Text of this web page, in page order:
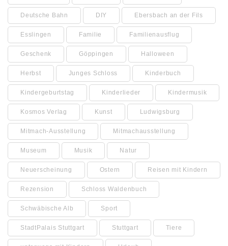
Deutsche Bahn DIY Ebersbach an der Fils
Esslingen Familie Familienausflug
Geschenk Göppingen Halloween
Herbst Junges Schloss Kinderbuch
Kindergeburtstag Kinderlieder Kindermusik
Kosmos Verlag Kunst Ludwigsburg
Mitmach-Ausstellung Mitmachausstellung
Museum Musik Natur
Neuerscheinung Ostern Reisen mit Kindern
Rezension Schloss Waldenbuch
Schwäbische Alb Sport
StadtPalais Stuttgart Stuttgart Tiere